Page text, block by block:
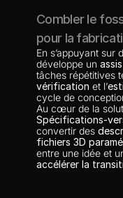
Combler le
pour la
En s’appuyant sur
développe un
tâches répétitives
vérification et l’
cycle de
Spécifications-
convertir des
fichiers 3D
accélérer la